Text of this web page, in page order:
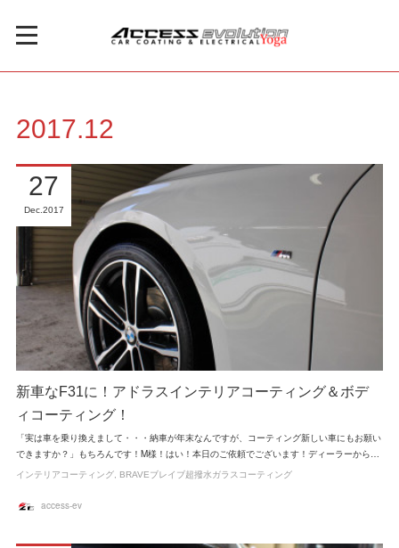
2017.12
新車なF31に！アドラスインテリアコーティング＆ボデ
ィコーティング！
「実は車を乗り換えまして・・・納車が年末なんですが、コーティング新しい車にもお願い
できますか？」もちろんです！M様！はい！本日のご依頼でございます！ディーラーから…
27
Dec 2017
インテリアコーティング BRAVEブレイブ超撥水ガラスコーティング
access-ev